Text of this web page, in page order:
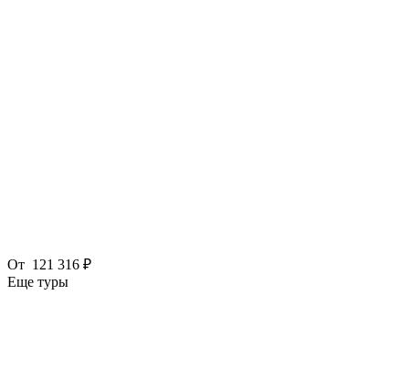
От 121 316 ₽
Еще туры